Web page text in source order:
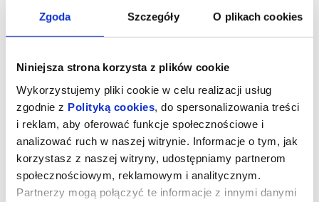
Zgoda Szczegóły O plikach cookies
Niniejsza strona korzysta z plików cookie
Wykorzystujemy pliki cookie w celu realizacji usług
zgodnie z Polityką cookies , do spersonalizowania treści
i reklam, aby oferować funkcje społecznościowe i
analizować ruch w naszej witrynie. Informacje o tym, jak
korzystasz z naszej witryny, udostępniamy partnerom
społecznościowym, reklamowym i analitycznym.
Partnerzy mogą połączyć te informacje z innymi danymi